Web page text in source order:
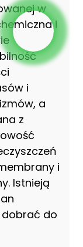
w
i
i
a
z
i
Istnieją
do